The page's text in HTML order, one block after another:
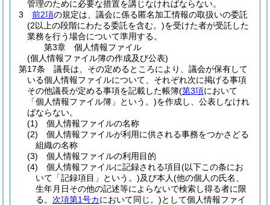
管理のために必要な措置を講じなければならない。
3
前2項の規定は、議会に係る匿名加工情報の取扱いの委託
(2以上の段階にわたる委託を含む。)を受けた者が受託した
業務を行う場合について準用する。
第3章
個人情報ファイル
(個人情報ファイル簿の作成及び公表)
第17条
議長は、その定めるところにより、議会が保有して
いる個人情報ファイルについて、それぞれ次に掲げる事項
その他議長が定める事項を記載した帳簿(第3項において
「個人情報ファイル簿」という。)を作成し、公表しなけれ
ばならない。
(1)
個人情報ファイルの名称
(2)
個人情報ファイルが利用に供される事務をつかさどる
組織の名称
(3)
個人情報ファイルの利用目的
(4)
個人情報ファイルに記録される項目(以下この条にお
いて「記録項目」という。)及び本人(他の個人の氏名、
生年月日その他の記述等によらないで検索し得る者に限
る。 次項第1号カにおいて同じ。)として個人情報ファイ